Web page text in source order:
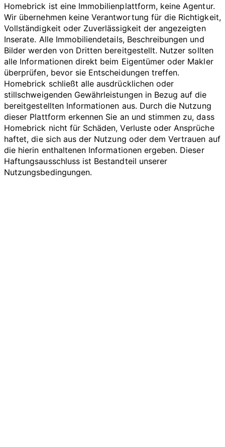
Homebrick ist eine Immobilienplattform, keine Agentur.
Wir übernehmen keine Verantwortung für die Richtigkeit,
Vollständigkeit oder Zuverlässigkeit der angezeigten
Inserate. Alle Immobiliendetails, Beschreibungen und
Bilder werden von Dritten bereitgestellt. Nutzer sollten
alle Informationen direkt beim Eigentümer oder Makler
überprüfen, bevor sie Entscheidungen treffen.
Homebrick schließt alle ausdrücklichen oder
stillschweigenden Gewährleistungen in Bezug auf die
bereitgestellten Informationen aus. Durch die Nutzung
dieser Plattform erkennen Sie an und stimmen zu, dass
Homebrick nicht für Schäden, Verluste oder Ansprüche
haftet, die sich aus der Nutzung oder dem Vertrauen auf
die hierin enthaltenen Informationen ergeben. Dieser
Haftungsausschluss ist Bestandteil unserer
Nutzungsbedingungen.